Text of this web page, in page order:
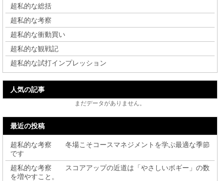
超私的な総括
超私的な考察
超私的な衝動買い
超私的な観戦記
超私的な試打インプレッション
人気の記事
まだデータがありません。
最近の投稿
超私的な考察 冬場こそコースマネジメントを学ぶ最適な季節
です
超私的な考察 スコアアップの近道は「やさしいボギー」の数
を増やすこと。